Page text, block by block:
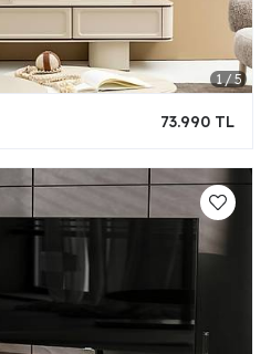
73.990 TL